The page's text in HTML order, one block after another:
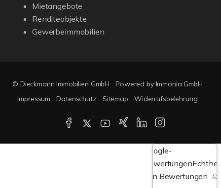
Mietangebote
Renditeobjekte
Gewerbeimmobilien
© Dieckmann Immobilien GmbH
Powered by Immonia GmbH
Impressum
Datenschutz Sitemap Widerrufsbelehrung
Google-
Bewertungen
von Bewertungen